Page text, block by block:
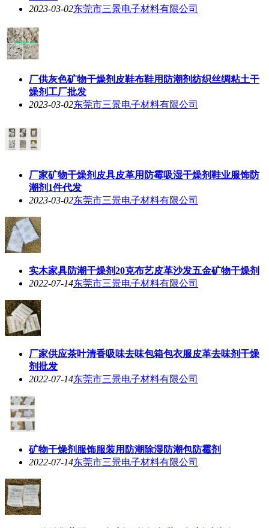
2023-03-02东莞市三景电子材料有限公司
厂供灰色矿物干燥剂皮鞋布鞋用防潮剂纺织丝绸粘土干
燥剂工厂批发
2023-03-02东莞市三景电子材料有限公司
厂家矿物干燥剂皮具皮革用防霉吸湿干燥剂鞋业服饰防
潮剂1件代发
2023-03-02东莞市三景电子材料有限公司
实木家具防潮干燥剂20克布艺皮革沙发五金矿物干燥剂
2022-07-14东莞市三景电子材料有限公司
厂家供应茶叶清香吸味去味包箱包衣服皮革去味剂干燥
剂批发
2022-07-14东莞市三景电子材料有限公司
矿物干燥剂服饰服装用防潮除湿防潮包防霉剂
2022-07-14东莞市三景电子材料有限公司